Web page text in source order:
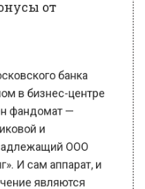
в бизнес-центре
фандомат —
и
ООО
И сам аппарат, и
являются
Со стороны
обеспечение
пользователь
и получать за